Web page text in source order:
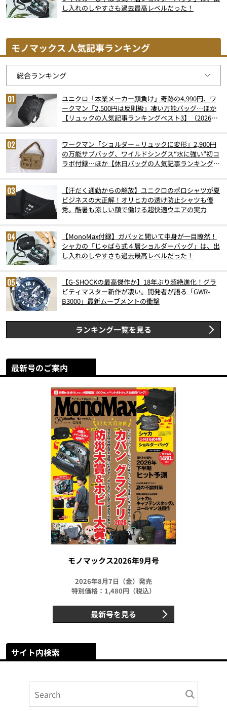
し入れのしやすさも過去最高レベルだった！
モノマックス 人気記事ランキング
ユニクロ「本業メーカー顔負け」奇跡の4,990円、ワ
ークマン「2,500円は反則級」凄い万能バッグ…ほか
【リュックの人気記事ランキングベスト3】（2026年
ワークマン「ショルダー⇔リュックに変形」2,900円
の万能サブバッグ、ワイルドシングス“水に強い”初コ
ラボ付録…ほか【休日バッグの人気記事ランキングベ
【汗だく通勤からの解放】ユニクロのポロシャツが夏
ビジネスの大正解！オリヒカの透け防止シャツも優
秀。酷暑も涼しい顔で働ける超快適ウエアの実力
【MonoMax付録】ガバッと開いて中身が一目瞭然！
シャカの「じゃばら式４層ショルダーバッグ」は、出
し入れのしやすさも過去最高レベルだった！
【G-SHOCKの最高傑作か】18年ぶり超絶進化！グラ
ビティマスター新作が凄い。開発者が語る「GWR-
B3000」最新ムーブメントの衝撃
ランキング一覧を見る
最新号のご案内
モノマックス2026年9月号
2026年8月7日（金）発売
特別価格：1,480円（税込）
最新号を見る
サイト内検索